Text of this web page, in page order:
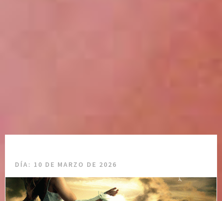
DÍA: 10 DE MARZO DE 2026